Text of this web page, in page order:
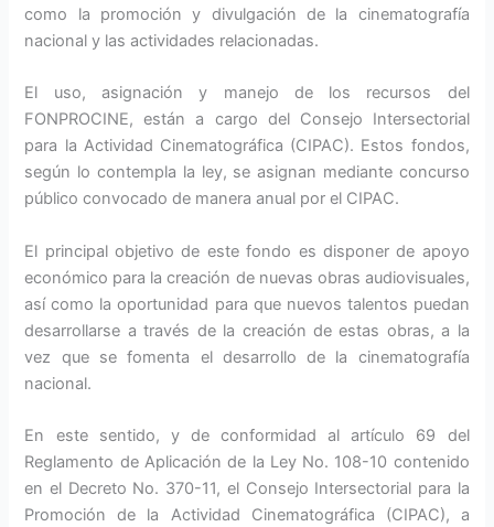
como la promoción y divulgación de la cinematografía
nacional y las actividades relacionadas.
El uso, asignación y manejo de los recursos del
FONPROCINE, están a cargo del Consejo Intersectorial
para la Actividad Cinematográfica (CIPAC). Estos fondos,
según lo contempla la ley, se asignan mediante concurso
público convocado de manera anual por el CIPAC.
El principal objetivo de este fondo es disponer de apoyo
económico para la creación de nuevas obras audiovisuales,
así como la oportunidad para que nuevos talentos puedan
desarrollarse a través de la creación de estas obras, a la
vez que se fomenta el desarrollo de la cinematografía
nacional.
En este sentido, y de conformidad al artículo 69 del
Reglamento de Aplicación de la Ley No. 108-10 contenido
en el Decreto No. 370-11, el Consejo Intersectorial para la
Promoción de la Actividad Cinematográfica (CIPAC), a